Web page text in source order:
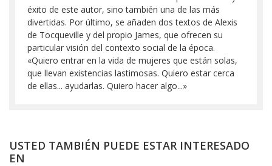
éxito de este autor, sino también una de las más
divertidas. Por último, se añaden dos textos de Alexis
de Tocqueville y del propio James, que ofrecen su
particular visión del contexto social de la época.
«Quiero entrar en la vida de mujeres que están solas,
que llevan existencias lastimosas. Quiero estar cerca
de ellas... ayudarlas. Quiero hacer algo...»
USTED TAMBIÉN PUEDE ESTAR INTERESADO
EN